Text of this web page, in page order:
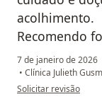
acolhimento.
Recomendo
7 de janeiro de 2026
• Clínica Julieth
na opinião do
Solicitar revisão